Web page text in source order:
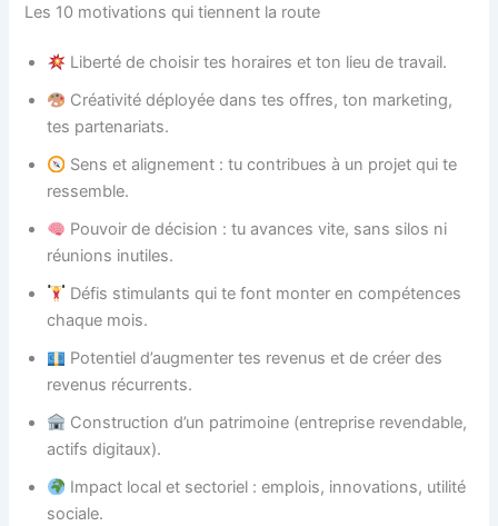
Les 10 motivations qui tiennent la route
Liberté de choisir tes horaires et ton lieu de travail.
Créativité déployée dans tes offres, ton marketing,
tes partenariats.
Sens et alignement : tu contribues à un projet qui te
ressemble.
Pouvoir de décision : tu avances vite, sans silos ni
réunions inutiles.
Défis stimulants qui te font monter en compétences
chaque mois.
Potentiel d’augmenter tes revenus et de créer des
revenus récurrents.
Construction d’un patrimoine (entreprise revendable,
actifs digitaux).
Impact local et sectoriel : emplois, innovations, utilité
sociale.